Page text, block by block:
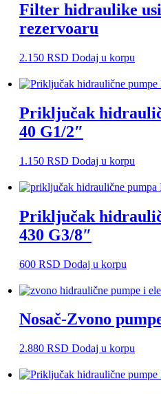
Filter hidraulike
rezervoaru
2.150 RSD Dodaj u korpu
Priključak
40 G1/2″
1.150 RSD Dodaj u korpu
Priključak
430 G3/8″
600 RSD Dodaj u korpu
Nosač-Zvono
2.880 RSD Dodaj u korpu